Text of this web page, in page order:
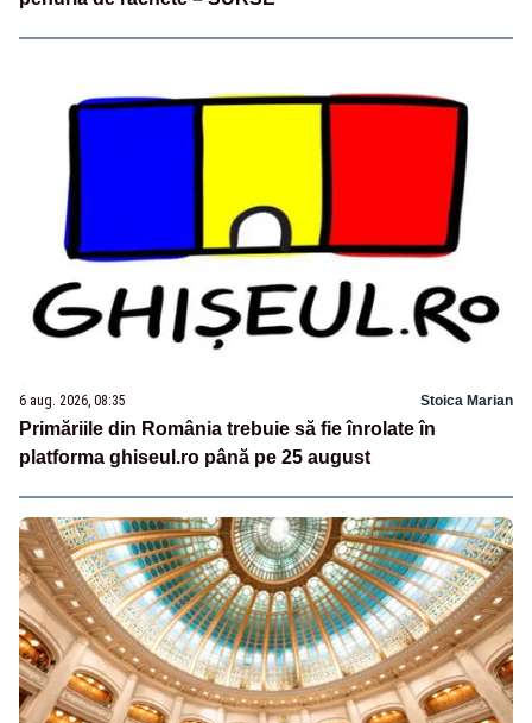
6 aug. 2026, 08:35 Stoica Marian
Primăriile din România trebuie să fie înrolate în
platforma ghiseul.ro până pe 25 august